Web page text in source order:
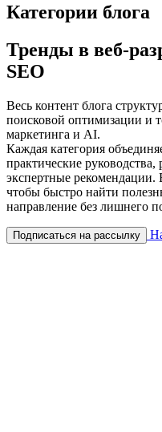
Категории блога
Тренды в веб-
SEO
Весь контент блога
поисковой оптимизации и
маркетинга и AI.
Каждая категория
практические
экспертные
чтобы быстро найти
направление без лишнего
Подписаться на рассылку